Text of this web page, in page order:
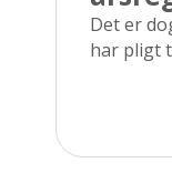
Det er
har pligt